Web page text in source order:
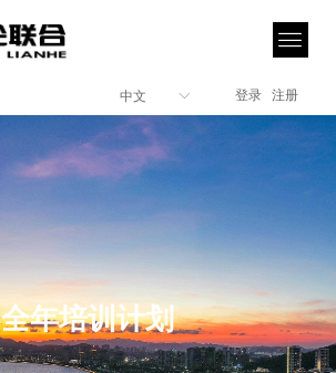
ꀅ
中文 登录 注册
全年培训计划